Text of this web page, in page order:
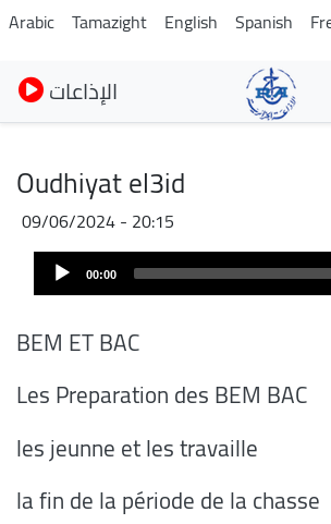
Pasar
al
contenido
principal
Arabic Tamazight English Spanish
الإذاعات
Oudhiyat el3id
09/06/2024 - 20:15
Audio
Player 00:00
BEM ET BAC
Les Preparation des BEM BAC
les jeunne et les travaille
la fin de la période de la chasse